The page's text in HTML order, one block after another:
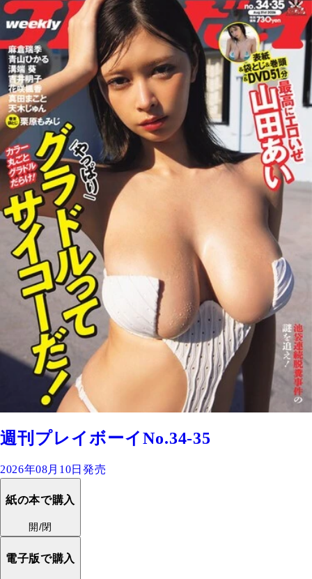
週刊プレイボーイNo.34-35
2026年08月10日発売
紙の本で購入
開/閉
電子版で購入